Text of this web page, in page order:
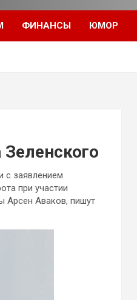
ФИНАНСЫ ЮМОР
с заявлением
при участии
Арсен Аваков, пишут